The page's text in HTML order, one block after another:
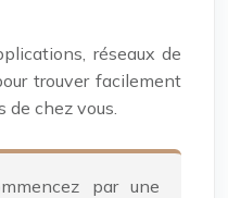
réseaux de
trouver facilement
de chez vous.
par une